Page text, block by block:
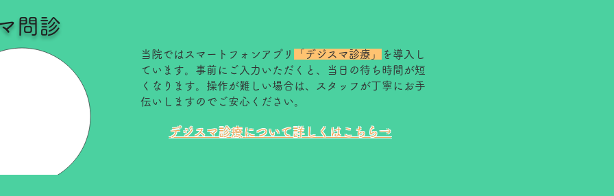
問診
当院ではスマートフォンアプリ 「デジスマ診療」
を導入し
ています。事前にご入力いただくと、当日の待ち時間が短
くなります。操作が難しい場合は、スタッフが丁寧にお手
伝いしますのでご安心ください。
​デジスマ診療について詳しくはこちら→